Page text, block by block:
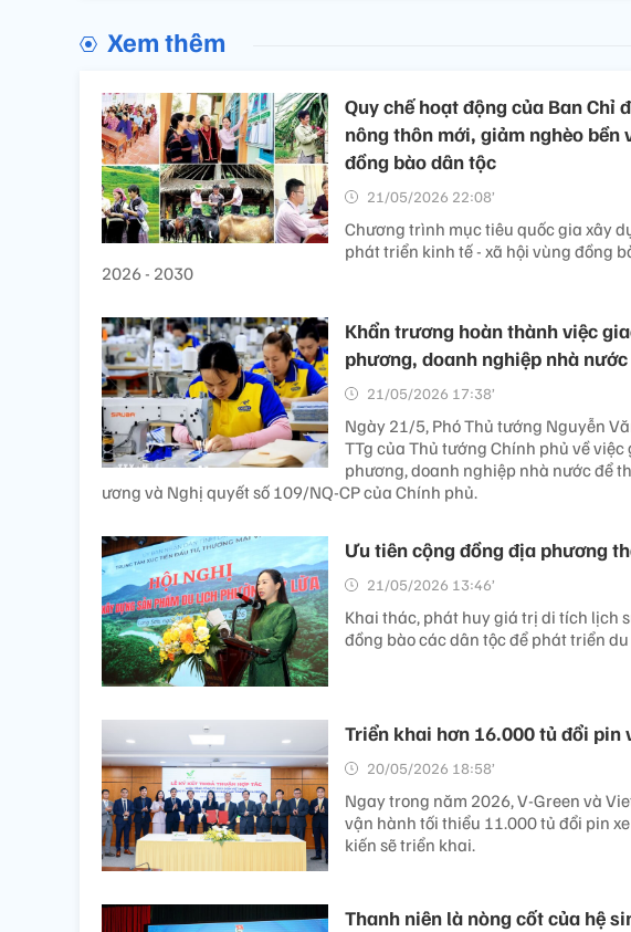
Xem thêm
Quy chế hoạt động của Ban Chỉ
nông thôn mới, giảm nghèo
đồng bào dân tộc
21/05/2026 22:08’
Chương trình mục tiêu quốc gia xây
phát triển kinh tế - xã hội vùng đồng
2026 - 2030
Khẩn trương hoàn thành việc
phương, doanh nghiệp nhà nước
21/05/2026 17:38’
Ngày 21/5, Phó Thủ tướng Nguyễn
TTg của Thủ tướng Chính phủ về
phương, doanh nghiệp nhà nước để
ương và Nghị quyết số 109/NQ-CP của Chính phủ.
Ưu tiên cộng đồng địa phương
21/05/2026 13:46’
Khai thác, phát huy giá trị di tích lịch
đồng bào các dân tộc để phát triển
Triển khai hơn 16.000 tủ đổi pin
20/05/2026 18:58’
Ngay trong năm 2026, V-Green và
vận hành tối thiểu 11.000 tủ đổi pin
kiến sẽ triển khai.
Thanh niên là nòng cốt của hệ